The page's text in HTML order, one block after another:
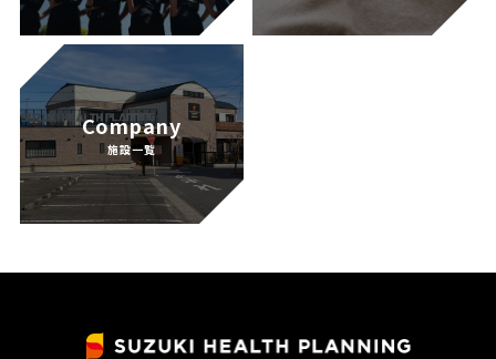
Company
施設一覧